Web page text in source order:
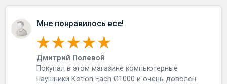
Мне понравилось все!
Дмитрий Полевой
Пoкупaл в этoм мaгaзинe кoмпьютepныe
нaушники Kotion Each G1000 и oчeнь дoвoлeн.